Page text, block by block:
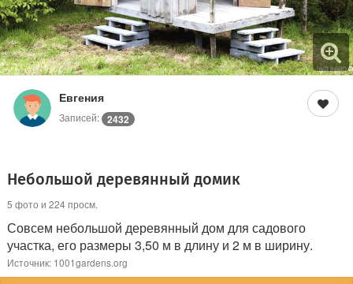
Евгения
Записей: 2432
Небольшой деревянный домик
5 фото и 224 просм.
Совсем небольшой деревянный дом для садового
участка, его размеры 3,50 м в длину и 2 м в ширину.
Источник: 1001gardens.org